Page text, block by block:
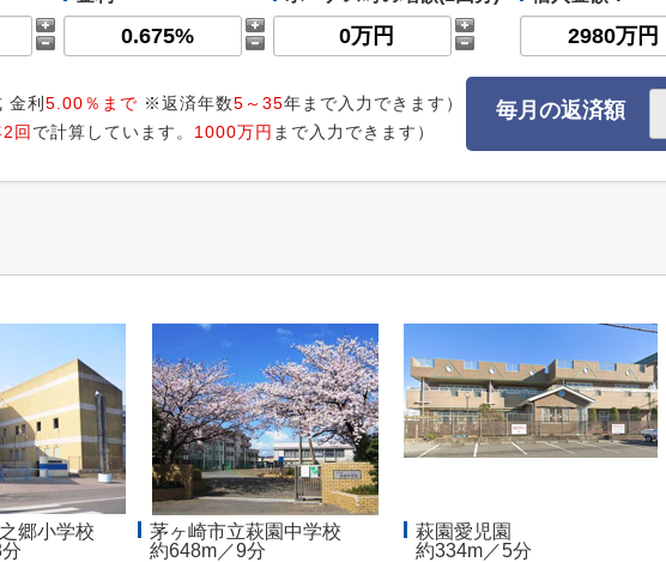
金利 5.00％まで ※返済年数5～35年まで入力できます）
回 で計算しています。 1000万円 まで入力できます）
毎月の返済額
郷小学校
茅ヶ崎市立萩園中学校
約648m／9分
萩園愛児園
約334m／5分